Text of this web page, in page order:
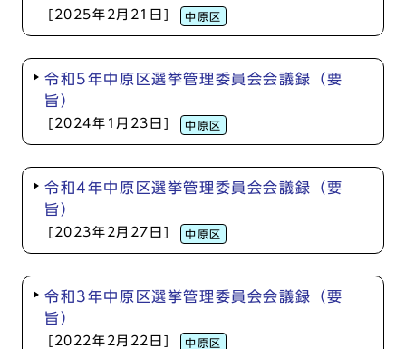
[2025年2月21日] 中原区
令和5年中原区選挙管理委員会会議録（要
旨）
[2024年1月23日] 中原区
令和4年中原区選挙管理委員会会議録（要
旨）
[2023年2月27日] 中原区
令和3年中原区選挙管理委員会会議録（要
旨）
[2022年2月22日] 中原区